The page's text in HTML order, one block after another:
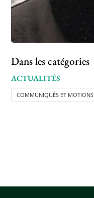
Dans les catégories
ACTUALITÉS
COMMUNIQUÉS ET MOTIONS